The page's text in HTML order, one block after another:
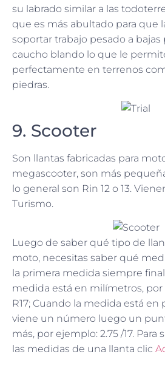
su labrado similar a las
que es más abultado para que
soportar trabajo pesado a bajas
caucho blando lo que le
perfectamente en terrenos
piedras.
9. Scooter
Son llantas fabricadas para
megascooter, son más
lo general son Rin 12 o 13.
Turismo.
Luego de saber qué tipo de
moto, necesitas saber qué
la primera medida siempre
medida está en milímetros, por
R17; Cuando la medida está
viene un número luego un
más, por ejemplo: 2.75 /17. Para
las medidas de una llanta clic